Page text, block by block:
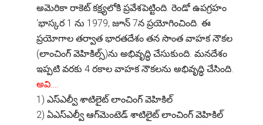
అమెరికా రాకెట్ కక్ష్యలోకి ప్రవేశపెట్టింది. రెండో ఉపగ్రహం
‘భాస్కర 1 ను 1979, జూన్ 7న ప్రయోగించింది. ఈ
ప్రయోగాల తర్వాత భారతదేశం తన సొంత వాహక నౌకల
(లాంచింగ్ వెహికిల్స్)ను అభివృద్ధి చేసుకుంది. మనదేశం
ఇప్పటి వరకు 4 రకాల వాహక నౌకలను అభివృద్ధి చేసింది.
అవి….
1) ఎస్ఎల్వీ శాటిలైట్ లాంచింగ్ వెహికిల్
2) ఏఎస్ఎల్వీ ఆగ్‌మెంటెడ్ శాటిలైట్ లాంచింగ్ వెహికిల్